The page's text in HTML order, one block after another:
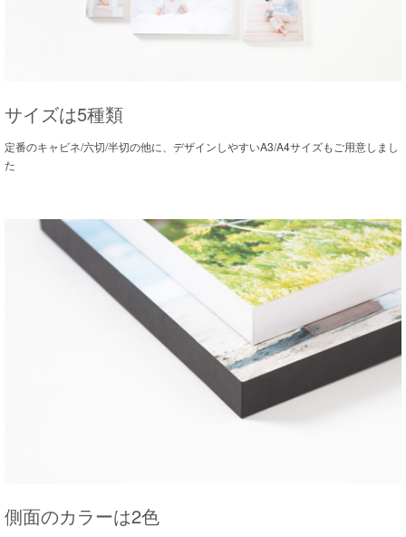
サイズは5種類
定番のキャビネ/六切/半切の他に、デザインしやすいA3/A4サイズもご用意しまし
た
側面のカラーは2色